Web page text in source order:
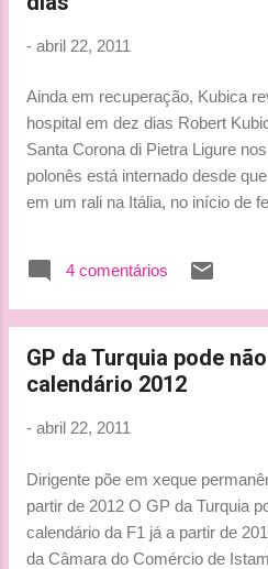
Isso não é mais um peso em
revista inglesa "Autosport".
suspeitando e se questionando
exatamente como funciona."
- abril 22, 2011
Ainda em recuperação, Kubica
hospital em dez dias Robert
Santa Corona di Pietra Ligure
polonês está internado desde
em um rali na Itália, no início de
Kubica, em entrevista ao site
mais forte por conta da
próximos dez dias. “Agora eu
muito melhor. Minha
como resultado, eu vou deixar o
próximos dez dias”, declarou. O
que ainda não está com os
por conta do acidente e das se...
4 comentários
GP da Turquia pode
calendário 2012
- abril 22, 2011
Dirigente põe em xeque
partir de 2012 O GP da Turquia
calendário da F1 já a partir de
da Câmara do Comércio de